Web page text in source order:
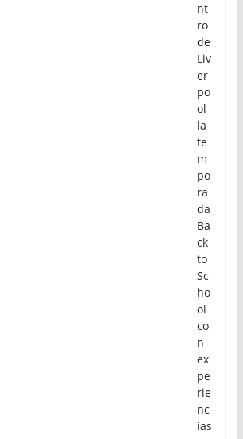
nt
ro
de
Liv
er
po
ol
la
te
m
po
ra
da
Ba
ck
to
Sc
ho
ol
co
n
ex
pe
rie
nc
ias